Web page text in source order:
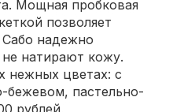
Мощная пробковая
позволяет
Сабо надежно
натирают кожу.
нежных цветах: с
бежевом, пастельно-
рублей.